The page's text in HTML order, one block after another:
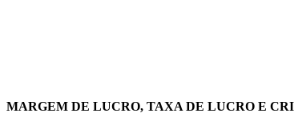
MARGEM DE LUCRO, TAXA DE LUCRO E